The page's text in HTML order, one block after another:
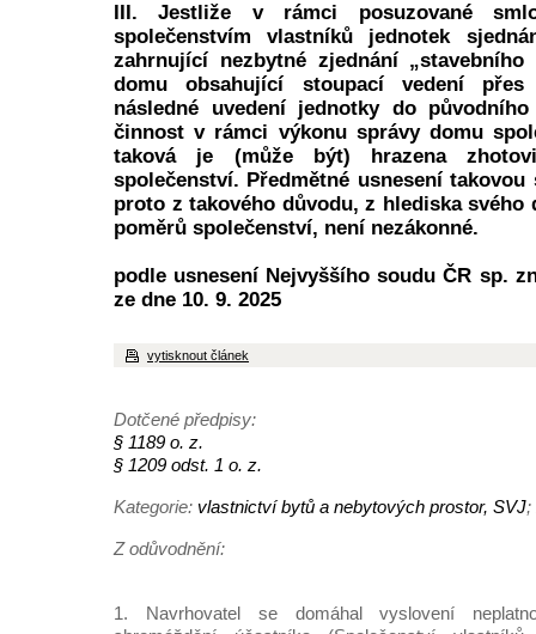
III. Jestliže v rámci posuzované
společenstvím vlastníků jednotek
zahrnující nezbytné zjednání
domu obsahující stoupací vedení
následné uvedení jednotky do
činnost v rámci výkonu správy domu
taková je (může být) hrazena
společenství. Předmětné usnesení
proto z takového důvodu, z hlediska svého
poměrů společenství, není nezákonné.
podle usnesení Nejvyššího soudu ČR sp.
ze dne 10. 9. 2025
vytisknout článek
Dotčené předpisy:
§ 1189 o. z.
§ 1209 odst. 1 o. z.
Kategorie: vlastnictví bytů a nebytových prostor, SVJ;
Z odůvodnění:
1. Navrhovatel se domáhal vyslovení